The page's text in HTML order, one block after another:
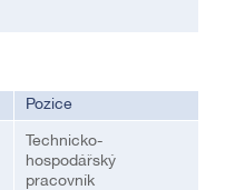
Pozice
Technicko-
hospodářský
pracovník